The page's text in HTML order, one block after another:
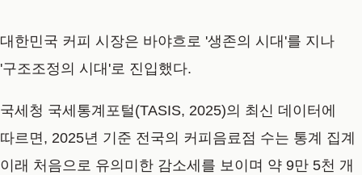
대한민국 커피 시장은 바야흐로 '생존의 시대'를 지나
'구조조정의 시대'로 진입했다.
국세청 국세통계포털(TASIS, 2025)의 최신 데이터에
따르면, 2025년 기준 전국의 커피음료점 수는 통계 집계
이래 처음으로 유의미한 감소세를 보이며 약 9만 5천 개